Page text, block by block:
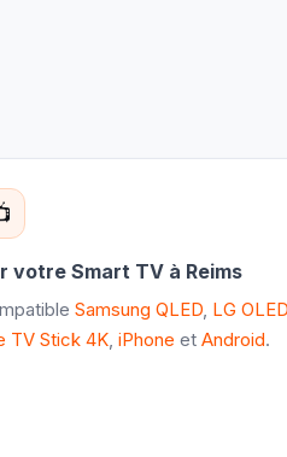
votre Smart TV à Reims
Samsung QLED, LG OLED
TV Stick 4K,iPhone etAndroid.